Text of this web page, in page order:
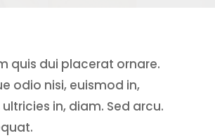
quis dui placerat ornare.
odio nisi, euismod in,
in, diam. Sed arcu.